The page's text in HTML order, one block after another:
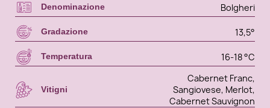
Denominazione Bolgheri
Gradazione 13,5°
Temperatura 16-18 °C
Vitigni
Cabernet Franc,
Sangiovese, Merlot,
Cabernet Sauvignon